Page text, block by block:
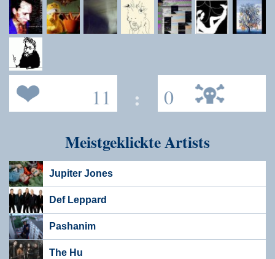
11 : 0
Meistgeklickte Artists
Jupiter Jones
Def Leppard
Pashanim
The Hu